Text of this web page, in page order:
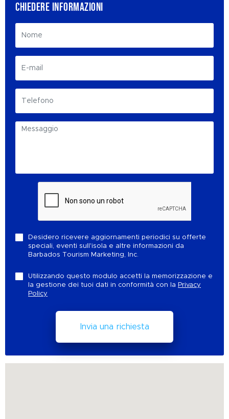
CHIEDERE INFORMAZIONI
Desidero ricevere aggiornamenti periodici su offerte
speciali, eventi sull'isola e altre informazioni da
Barbados Tourism Marketing, Inc.
Utilizzando questo modulo accetti la memorizzazione e
la gestione dei tuoi dati in conformità con la Privacy
Policy